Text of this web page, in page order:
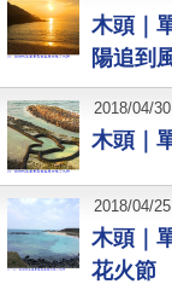
木頭｜
陽追到
木頭｜
2018/04/30
木頭｜
花火節
2018/04/25